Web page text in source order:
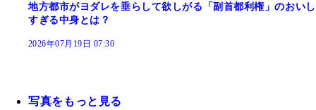
地方都市がヨダレを垂らして欲しがる「副首都利権」のおいし
すぎる中身とは？
2026年07月19日 07:30
写真をもっと見る